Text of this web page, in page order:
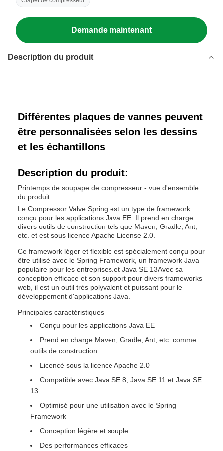
Demande maintenant
Description du produit
Différentes plaques de vannes peuvent
être personnalisées selon les dessins
et les échantillons
Description du produit:
Printemps de soupape de compresseur - vue d'ensemble
du produit
Le Compressor Valve Spring est un type de framework
conçu pour les applications Java EE. Il prend en charge
divers outils de construction tels que Maven, Gradle, Ant,
etc. et est sous licence Apache License 2.0.
Ce framework léger et flexible est spécialement conçu pour
être utilisé avec le Spring Framework, un framework Java
populaire pour les entreprises.et Java SE 13Avec sa
conception efficace et son support pour divers frameworks
web, il est un outil très polyvalent et puissant pour le
développement d'applications Java.
Principales caractéristiques
Conçu pour les applications Java EE
Prend en charge Maven, Gradle, Ant, etc. comme
outils de construction
Licencé sous la licence Apache 2.0
Compatible avec Java SE 8, Java SE 11 et Java SE
13
Optimisé pour une utilisation avec le Spring
Framework
Conception légère et souple
Des performances efficaces